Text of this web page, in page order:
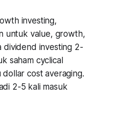
investing,
untuk value, growth,
dividend investing 2-
saham cyclical
cost averaging.
2-5 kali masuk